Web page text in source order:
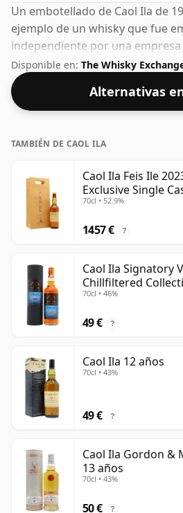
Un embotellado de Caol Ila de
ejemplo de un whisky que fue
independiente por una
original, en este caso fue Hart
botella normal de 70 cl y se
saludable del 43%.
Disponible en: The Whisky
Alternativas
TAMBIÉN DE CAOL ILA
Caol Ila Feis Ile
Exclusive Single
70cl • 52.9%
1457 € ?
Caol Ila Signatory
Chillfiltered
años
70cl • 46%
49 € ?
Caol Ila 12 años
70cl • 43%
49 € ?
Caol Ila Gordon &
13 años
70cl • 43%
50 € ?